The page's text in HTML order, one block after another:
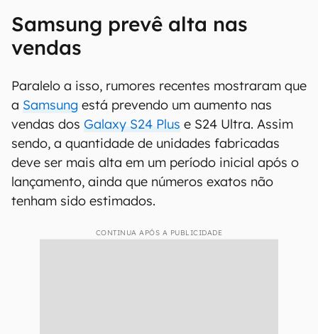
Samsung prevê alta nas
vendas
Paralelo a isso, rumores recentes mostraram que
a Samsung está prevendo um aumento nas
vendas dos Galaxy S24 Plus e S24 Ultra. Assim
sendo, a quantidade de unidades fabricadas
deve ser mais alta em um período inicial após o
lançamento, ainda que números exatos não
tenham sido estimados.
CONTINUA APÓS A PUBLICIDADE